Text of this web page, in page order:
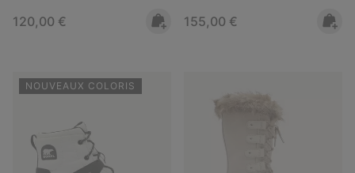
Regular price:
120,00 € Regular price:
155,00 €
NOUVEAUX COLORIS